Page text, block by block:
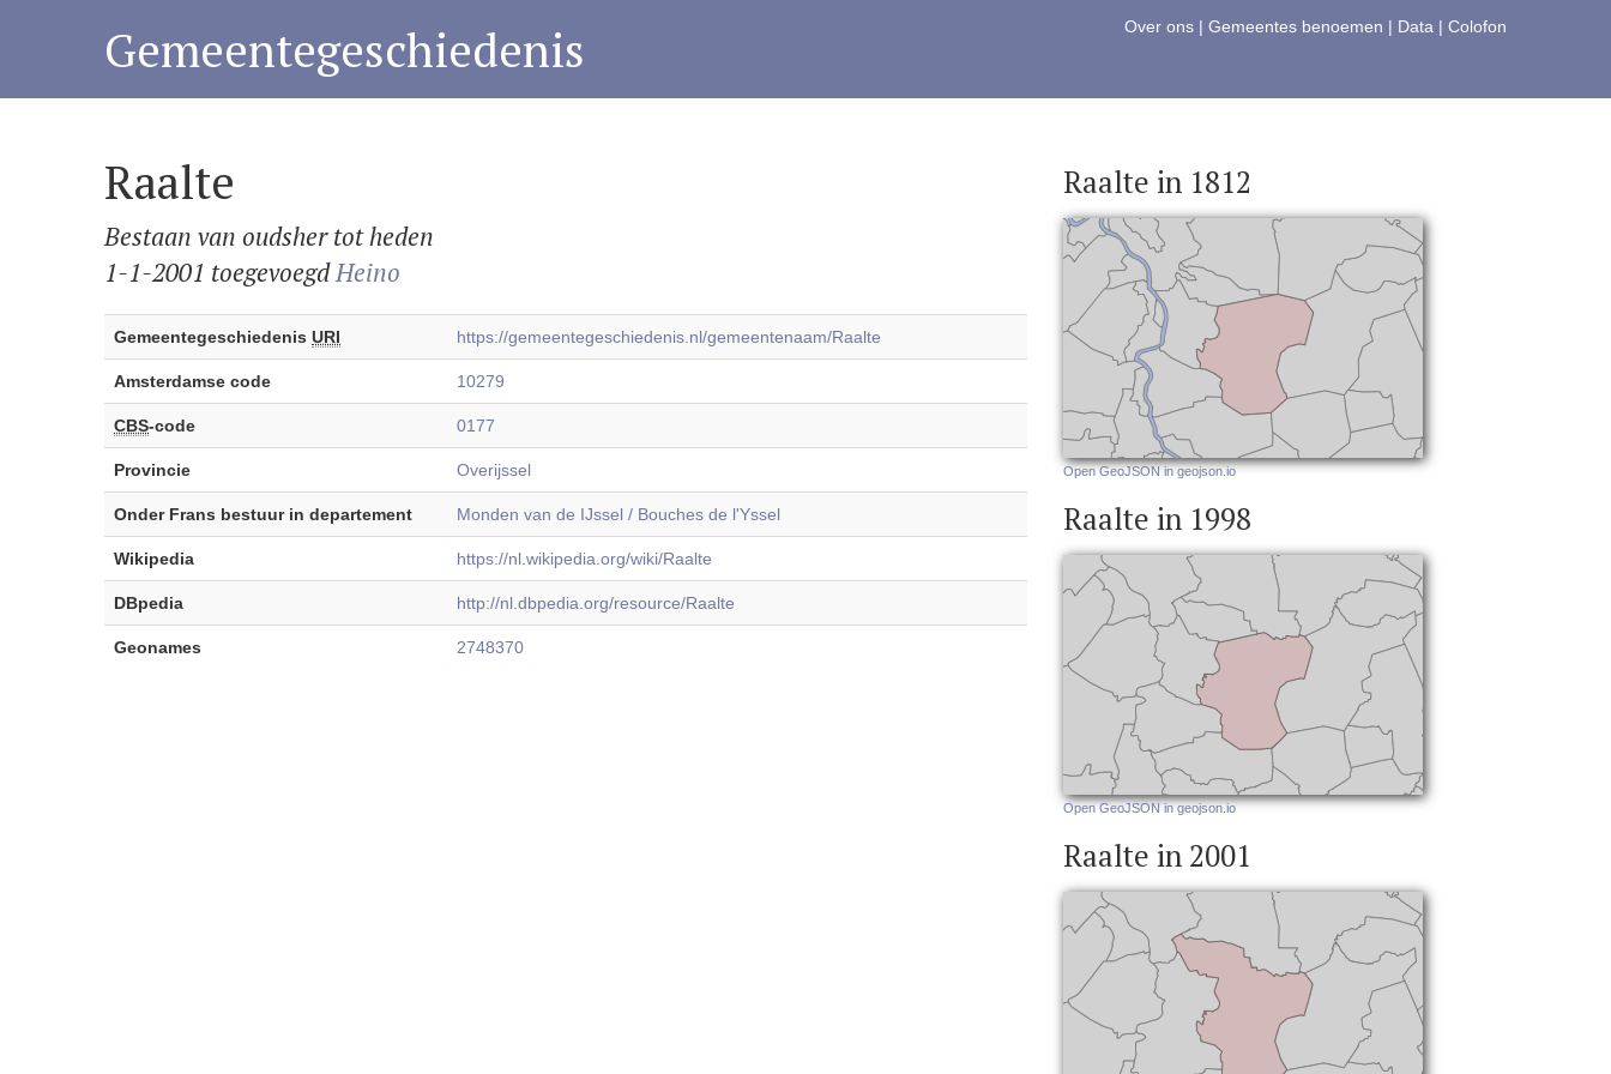
Over ons | Gemeentes benoemen | Data | Colofon
Gemeentegeschiedenis
Raalte
Bestaan van oudsher tot heden
1-1-2001 toegevoegdHeino
Gemeentegeschiedenis URI https://gemeentegeschiedenis.nl/gemeentenaam/Raalte
Amsterdamse code 10279
CBS-code 0177
Provincie Overijssel
Onder Frans bestuur in departement Monden van de IJssel / Bouches de l'Yssel
Wikipedia https://nl.wikipedia.org/wiki/Raalte
DBpedia http://nl.dbpedia.org/resource/Raalte
Geonames 2748370
Raalte in 1812
Open GeoJSON in geojson.io
Raalte in 1998
Open GeoJSON in geojson.io
Raalte in 2001